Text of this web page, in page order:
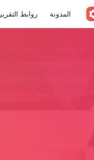
المدونة روابط التقرير